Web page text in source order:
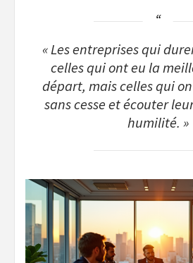
« Les entreprises qui
celles qui ont eu la
départ, mais celles qui
sans cesse et écouter
humilité. »